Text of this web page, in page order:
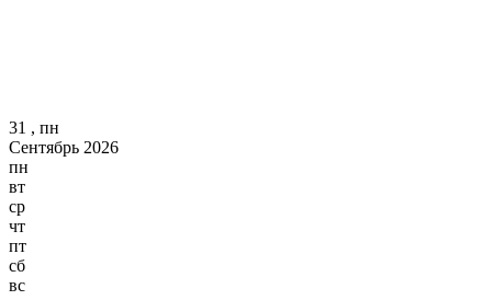
31 , пн
Сентябрь 2026
пн
вт
ср
чт
пт
сб
вс